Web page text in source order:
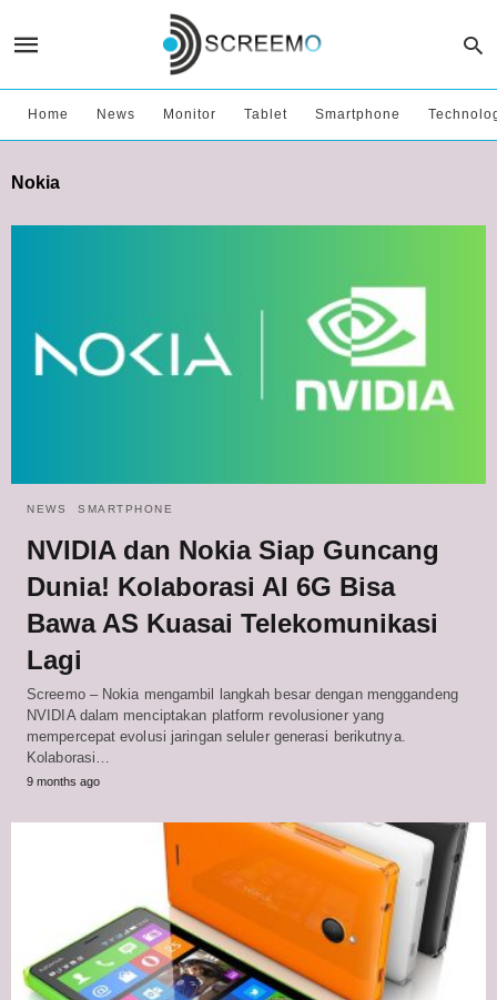
Home News Monitor Tablet Smartphone
Nokia
NEWS SMARTPHONE
NVIDIA dan Nokia Siap Guncang
Dunia! Kolaborasi AI 6G Bisa
Bawa AS Kuasai Telekomunikasi
Lagi
Screemo – Nokia mengambil langkah besar dengan menggandeng
NVIDIA dalam menciptakan platform revolusioner yang
mempercepat evolusi jaringan seluler generasi berikutnya.
Kolaborasi…
9 months ago